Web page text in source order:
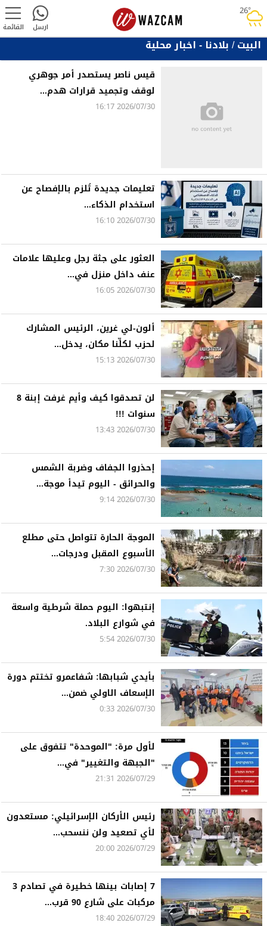
26°rainy القائمة ارسل
البيت/بلادنا - اخبار محلية
قيس ناصر يستصدر أمر جوهري
لوقف وتجميد قرارات هدم...
2026/07/30 16:17
تعليمات جديدة تُلزم بالإفصاح عن
استخدام الذكاء...
2026/07/30 16:10
العثور على جثة رجل وعليها علامات
عنف داخل منزل في...
2026/07/30 16:05
ألون-لي غرين، الرئيس المشارك
لحزب لكلِّنا مكان، يدخل...
2026/07/30 15:13
لن تصدقوا كيف وأيم غرفت إبنة 8
سنوات !!!
2026/07/30 13:43
إحذروا الجفاف وضربة الشمس
والحرائق - اليوم تيدأ موجة...
2026/07/30 9:14
الموجة الحارة تتواصل حتى مطلع
الأسبوع المقبل ودرجات...
2026/07/30 7:30
إنتبهوا: اليوم حملة شرطية واسعة
في شوارع البلاد.
2026/07/30 5:54
بأيدي شبابها: شفاعمرو تختتم دورة
الإسعاف الاولي ضمن...
2026/07/30 0:33
لأول مرة: "الموحدة" تتفوق على
"الجبهة والتغيير" في...
2026/07/29 21:31
رئيس الأركان الإسرائيلي: مستعدون
لأي تصعيد ولن ننسحب...
2026/07/29 20:00
7 إصابات بينها خطيرة في تصادم 3
مركبات على شارع 90 قرب...
2026/07/29 18:40